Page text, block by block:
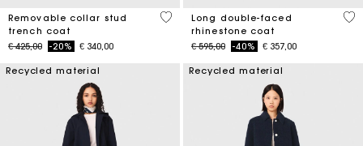
Removable collar stud
trench coat
Price reduced from
€ 425,00to-20% € 340,00
5 out of 5 Customer Rating
Long double-faced
rhinestone coat
Price reduced from
€ 595,00to-40% € 357,00
3,3
Recycled material Recycled material